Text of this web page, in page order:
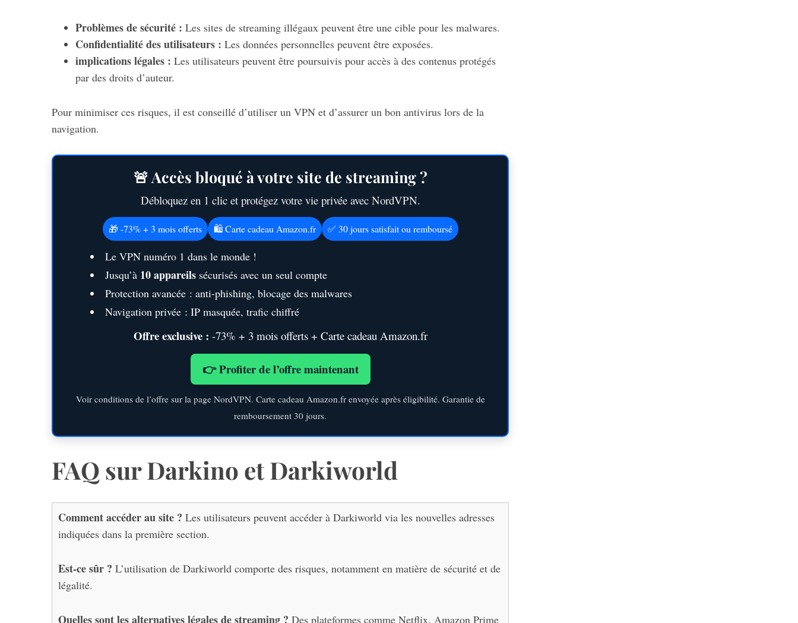
Problèmes de sécurité : Les sites de streaming illégaux peuvent être une cible pour les malwares.
Confidentialité des utilisateurs : Les données personnelles peuvent être exposées.
implications légales : Les utilisateurs peuvent être poursuivis pour accès à des contenus protégés
par des droits d’auteur.
Pour minimiser ces risques, il est conseillé d’utiliser un VPN et d’assurer un bon antivirus lors de la
navigation.
🚨 Accès bloqué à votre site de streaming ?
Débloquez en 1 clic et protégez votre vie privée avec NordVPN.
🎁 -73% + 3 mois offerts 🛍️ Carte cadeau Amazon.fr ✅ 30 jours satisfait ou remboursé
Le VPN numéro 1 dans le monde !
Jusqu’à 10 appareils sécurisés avec un seul compte
Protection avancée : anti-phishing, blocage des malwares
Navigation privée : IP masquée, trafic chiffré
Offre exclusive : -73% + 3 mois offerts + Carte cadeau Amazon.fr
👉 Profiter de l’offre maintenant
Voir conditions de l’offre sur la page NordVPN. Carte cadeau Amazon.fr envoyée après éligibilité. Garantie de
remboursement 30 jours.
FAQ sur Darkino et Darkiworld
Comment accéder au site ? Les utilisateurs peuvent accéder à Darkiworld via les nouvelles adresses
indiquées dans la première section.
Est-ce sûr ? L’utilisation de Darkiworld comporte des risques, notamment en matière de sécurité et de
légalité.
Quelles sont lesalternatives légales de streaming ? Des plateformes comme Netflix, Amazon Prime